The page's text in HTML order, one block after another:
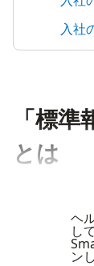
入社
「標
とは
ヘ
し
ン